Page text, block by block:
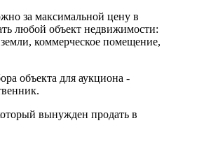
за максимальной цену в
любой объект недвижимости:
коммерческое помещение,
объекта для аукциона -
вынужден продать в